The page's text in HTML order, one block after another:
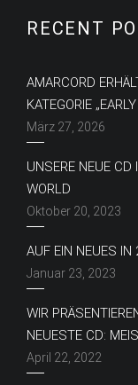
RECENT
AMARCORD
KATEGORIE
März 27, 2026
UNSERE NEUE
WORLD
Oktober 20, 2023
AUF EIN NEUES IN
Januar 23, 2023
WIR
EUESTE CD:
April 22, 2022